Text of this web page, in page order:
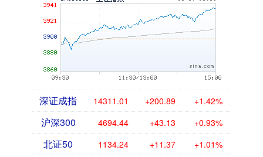
深证成指 14311.01 +200.89 +1.42%
沪深300 4694.44 +43.13 +0.93%
北证50 1134.24 +11.37 +1.01%